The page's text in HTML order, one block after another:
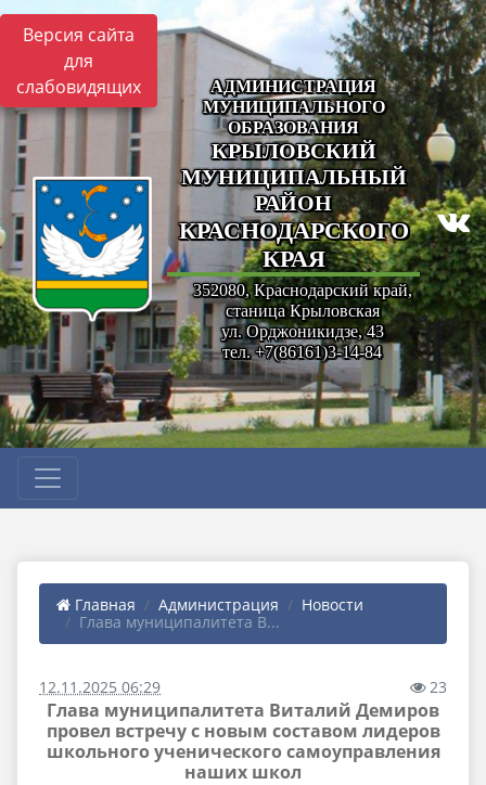
Версия сайта
для
слабовидящих
АДМИНИСТРАЦИЯ
МУНИЦИПАЛЬНОГО
ОБРАЗОВАНИЯ
КРЫЛОВСКИЙ
МУНИЦИПАЛЬНЫЙ
РАЙОН
КРАСНОДАРСКОГО
КРАЯ
352080, Краснодарский край,
станица Крыловская
ул. Орджоникидзе, 43
тел. +7(86161)3-14-84
Главная Администрация
Новости
Глава муниципалитета В...
12.11.2025 06:29 23
Глава муниципалитета Виталий Демиров
провел встречу с новым составом лидеров
школьного ученического самоуправления
наших школ